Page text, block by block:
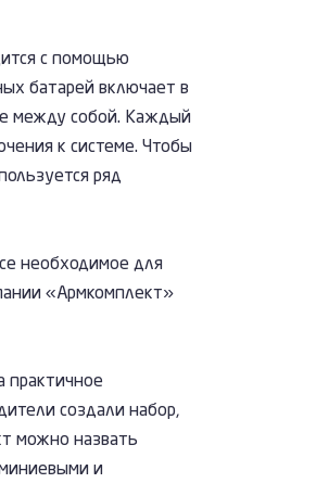
с помощью
батарей включает в
между собой. Каждый
к системе. Чтобы
ряд
необходимое для
«Армкомплект»
практичное
создали набор,
можно назвать
и